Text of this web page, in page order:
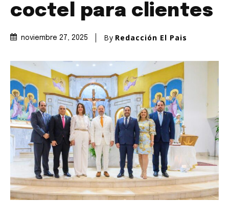
coctel para clientes
noviembre 27, 2025 By Redacción El Pais